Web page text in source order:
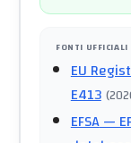
FONTI UFFICIALI
EU
E413 (
EFSA—